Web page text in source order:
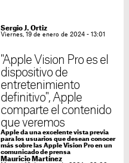
Sergio J. Ortiz
Viernes, 19 de enero de 2024 - 13:01
"Apple Vision Pro es el
dispositivo de
entretenimiento
definitivo", Apple
comparte el contenido
que veremos
Apple da una excelente vista previa
para los usuarios que desean conocer
más sobre las Apple Vision Pro en un
comunicado de prensa
Mauricio Martínez